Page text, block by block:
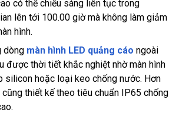
có thể chiếu sáng liên tục trong
lên tới 100.00 giờ mà không làm giảm
hình.
dòng màn hình LED quảng cáo ngoài
được thời tiết khắc nghiệt nhờ màn hình
silicon hoặc loại keo chống nước. Hơn
cũng thiết kế theo tiêu chuẩn IP65 chống